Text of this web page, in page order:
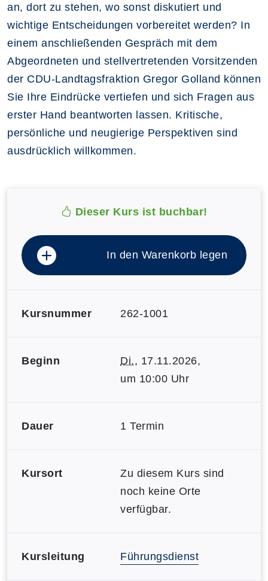
an, dort zu stehen, wo sonst diskutiert und
wichtige Entscheidungen vorbereitet werden? In
einem anschließenden Gespräch mit dem
Abgeordneten und stellvertretenden Vorsitzenden
der CDU-Landtagsfraktion Gregor Golland können
Sie Ihre Eindrücke vertiefen und sich Fragen aus
erster Hand beantworten lassen. Kritische,
persönliche und neugierige Perspektiven sind
ausdrücklich willkommen.
Dieser Kurs ist buchbar!
In den Warenkorb legen
Kursnummer 262-1001
Beginn Di., 17.11.2026,
um 10:00 Uhr
Dauer 1 Termin
Kursort
Zu diesem Kurs sind
noch keine Orte
verfügbar.
Kursleitung Führungsdienst